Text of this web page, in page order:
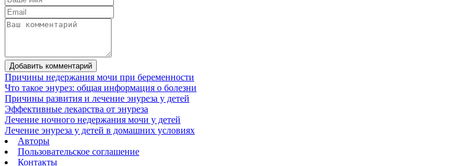
Добавить комментарий
Причины недержания мочи при беременности
Что такое энурез: общая информация о болезни
Причины развития и лечение энуреза у детей
Эффективные лекарства от энуреза
Лечение ночного недержания мочи у детей
Лечение энуреза у детей в домашних условиях
Авторы
Пользовательское соглашение
Контакты